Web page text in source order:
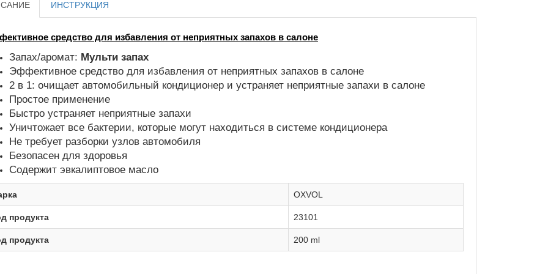
ИНСТРУКЦИЯ
средство для избавления от неприятных запахов в салоне
Запах/аромат: Мульти запах
Эффективное средство для избавления от неприятных запахов в салоне
2 в 1: очищает автомобильный кондиционер и устраняет неприятные запахи в салоне
Простое применение
Быстро устраняет неприятные запахи
Уничтожает все бактерии, которые могут находиться в системе кондиционера
Не требует разборки узлов автомобиля
Безопасен для здоровья
Содержит эвкалиптовое масло
OXVOL
продукта 23101
продукта 200 ml